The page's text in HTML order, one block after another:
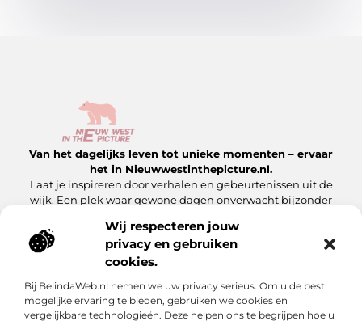
Wij respecteren jouw
privacy en gebruiken
cookies.
Bij BelindaWeb.nl nemen we uw privacy serieus. Om u de best
mogelijke ervaring te bieden, gebruiken we cookies en
vergelijkbare technologieën. Deze helpen ons te begrijpen hoe u
Van het dagelijks leven tot unieke momenten – ervaar
het in Nieuwwestinthepicture.nl.
Laat je inspireren door verhalen en gebeurtenissen uit de
wijk. Een plek waar gewone dagen onverwacht bijzonder
Onze informatie
Bericht categorie